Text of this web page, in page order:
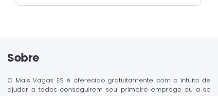
Sobre
O Mais Vagas ES é oferecido gratuitamente com o intuito de
ajudar a todos conseguirem seu primeiro emprego ou a se